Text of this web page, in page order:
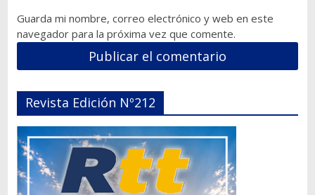
Guarda mi nombre, correo electrónico y web en este
navegador para la próxima vez que comente.
Revista Edición Nº212